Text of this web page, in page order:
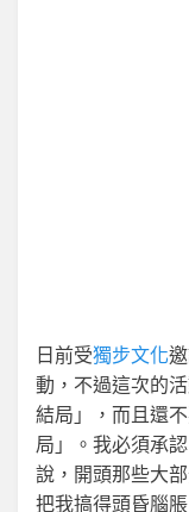
日前受獨步文化
動，不過這次的
結局」，而且還
局」。我必須承
說，開頭那些大
把我搞得頭昏腦